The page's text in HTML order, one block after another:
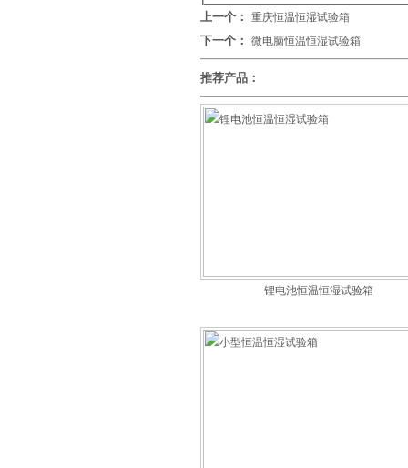
上一个： 重庆恒温恒湿试验箱
下一个： 微电脑恒温恒湿试验箱
推荐产品：
锂电池恒温恒湿试验箱